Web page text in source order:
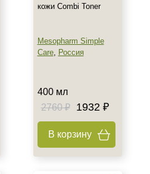
кожи Combi Toner
Mesopharm Simple
Care, Россия
400 мл
2760 ₽
1932 ₽
В корзину